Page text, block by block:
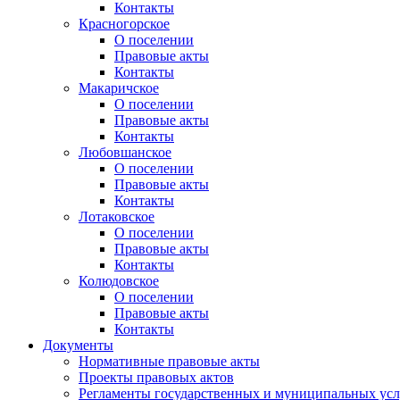
Контакты
Красногорское
О поселении
Правовые акты
Контакты
Макаричское
О поселении
Правовые акты
Контакты
Любовшанское
О поселении
Правовые акты
Контакты
Лотаковское
О поселении
Правовые акты
Контакты
Колюдовское
О поселении
Правовые акты
Контакты
Документы
Нормативные правовые акты
Проекты правовых актов
Регламенты государственных и муниципальных